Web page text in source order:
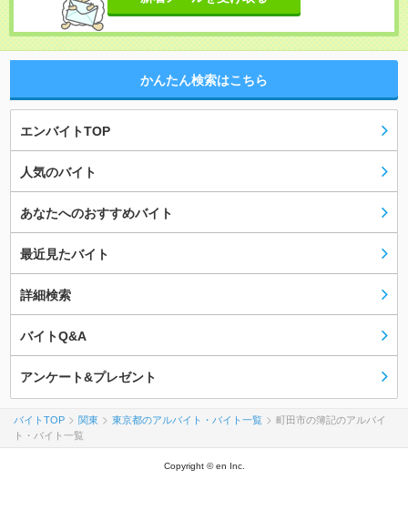
かんたん検索はこちら
エンバイトTOP
人気のバイト
あなたへのおすすめバイト
最近見たバイト
詳細検索
バイトQ&A
アンケート&プレゼント
バイトTOP 関東 東京都のアルバイト・バイト一覧
町田市の簿記のアルバイ
ト・バイト一覧
Copyright © en Inc.